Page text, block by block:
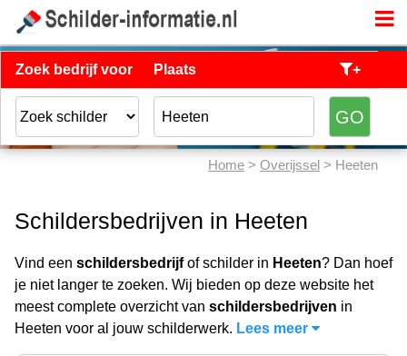
Zoek bedrijf voor Plaats +
Home > Overijssel > Heeten
Schildersbedrijven in Heeten
Vind een schildersbedrijfof schilder in Heeten? Dan hoef
je niet langer te zoeken. Wij bieden op deze website het
meest complete overzicht van schildersbedrijven in
Heeten voor al jouw schilderwerk. Lees meer